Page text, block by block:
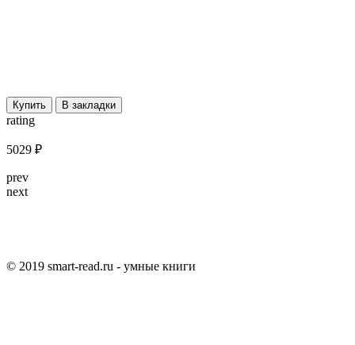
Купить В закладки
rating
5029 ₽
prev
next
© 2019 smart-read.ru - умные книги